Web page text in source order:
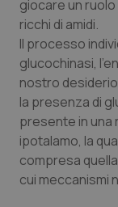
Molise
Piemonte
Provincia
Provincia
Epatiti
HIV
Infezioni
giocare un
ricchi di amidi.
Il processo
glucochinasi,
nostro
la presenza di
presente in una
ipotalamo, la
compresa
cui meccanismi